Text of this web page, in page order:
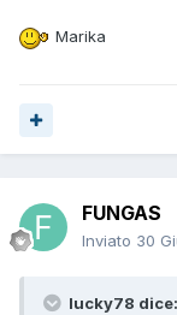
Marika
FUNGAS
Inviato 30
lucky78 dice: